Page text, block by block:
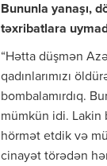
Bununla yanaşı,
təxribatlara
“Hətta düşmən
qadınlarımızı
bombalamırdıq.
mümkün idi. Lakin
hörmət etdik və
cinayət törədən